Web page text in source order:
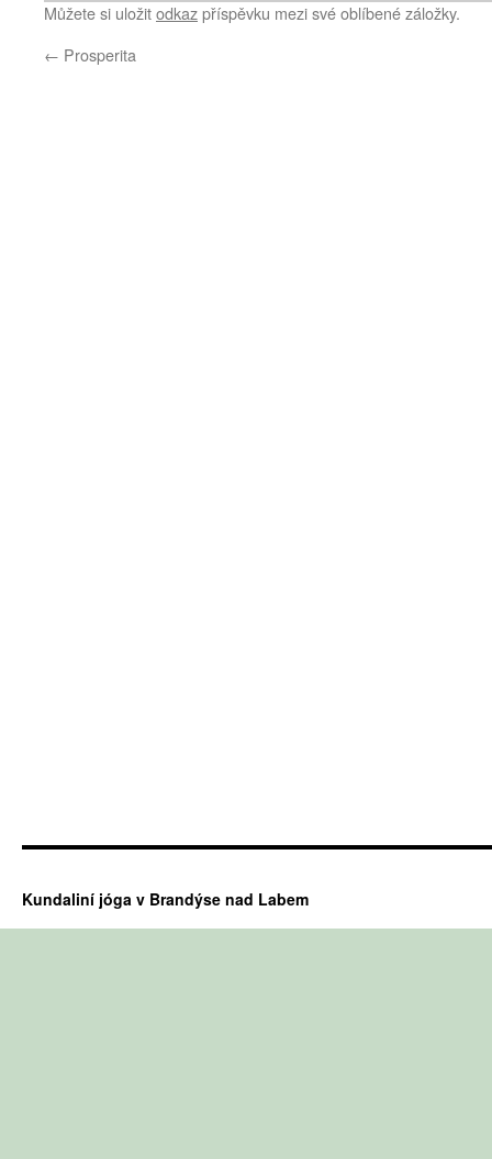
Můžete si uložitodkazpříspěvku mezi své oblíbené záložky.
← Prosperita
Kundaliní jóga v Brandýse nad Labem